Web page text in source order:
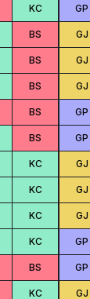
KC
BS
BS
BS
BS
BS
KC
KC
KC
KC
BS
KC
GP
GJ
GJ
GJ
GP
GP
GJ
GJ
GJ
GP
GP
GJ